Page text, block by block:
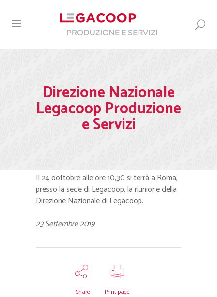
Direzione Nazionale
Legacoop Produzione
e Servizi
Il 24 oottobre alle ore 10,30 si terrà a Roma,
presso la sede di Legacoop, la riunione della
Direzione Nazionale di Legacoop.
23 Settembre 2019
Share Print page